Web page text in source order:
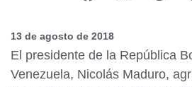
13 de agosto de 2018
El presidente de la República
Venezuela, Nicolás Maduro,